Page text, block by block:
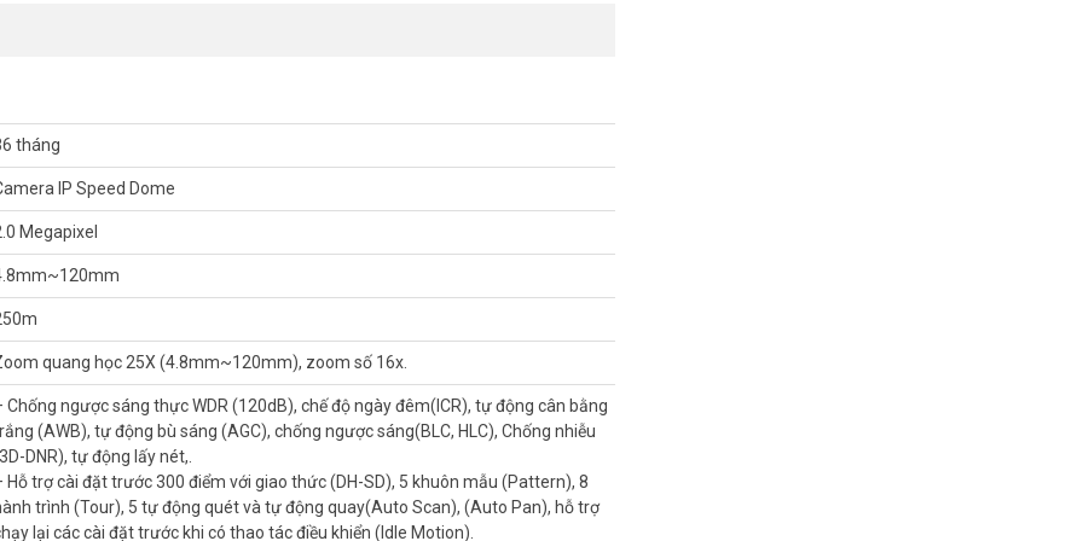
Nhận Diện Khuôn Mặt, Phát Hiện Đồ Bỏ Quên
dõi màn hình. Tính năng phát hiện đồ vật bỏ quên rất hữu ích cho sân bay,
hợp 8 hành trình tự động giúp camera tuần tra theo lịch mà không cần vận hành
vùng cảnh báo phù hợp với thực địa.
Nghiệm Lập Trình Camera PTZ Thực Địa
đúng hành trình, điểm preset và vùng AI mới phát huy hết tác dụng. Vũ Hoàng
từng loại mặt bằng – từ kho hàng hở đến sân bãi có nhiều góc khuất. Đội ngũ
và hiệu chỉnh góc quét trước khi nghiệm thu. Camera PTZ Dahua DH-
cho nhiều công trình nhà xưởng và khu dân cư quy mô lớn.
DAHUA DH-SD6CE225DB-HNY
(ảnh màu), và 0Lux/F1.6 (ảnh hồng ngoại).
số 16x.
tháng
IP Speed Dome
Megapixel
quang học 25X (4.8mm~120mm), zoom số 16x.
Chống ngược sáng thực WDR (120dB), chế độ ngày đêm(ICR), tự động cân bằng
(AWB), tự động bù sáng (AGC), chống ngược sáng(BLC, HLC), Chống nhiễu
DNR), tự động lấy nét,.
Hỗ trợ cài đặt trước 300 điểm với giao thức (DH-SD), 5 khuôn mẫu (Pattern), 8
trình (Tour), 5 tự động quét và tự động quay(Auto Scan), (Auto Pan), hỗ trợ
lại các cài đặt trước khi có thao tác điều khiển (Idle Motion).